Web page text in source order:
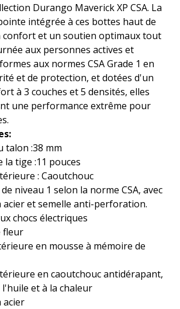
Durango Maverick XP CSA. La
intégrée à ces bottes haut de
confort et un soutien optimaux tout
aux personnes actives et
aux normes CSA Grade 1 en
et de protection, et dotées d'un
à 3 couches et 5 densités, elles
une performance extrême pour
talon :38 mm
la tige :11 pouces
: Caoutchouc
niveau 1 selon la norme CSA, avec
acier et semelle anti-perforation.
chocs électriques
fleur
en mousse à mémoire de
en caoutchouc antidérapant,
et à la chaleur
acier